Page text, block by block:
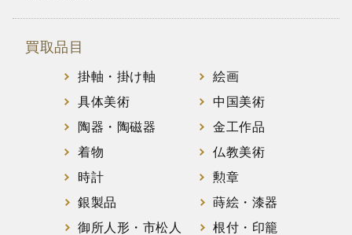
買取品目
掛軸・掛け軸
絵画
具体美術
中国美術
陶器・陶磁器
金工作品
着物
仏教美術
時計
勲章
銀製品
蒔絵・漆器
御所人形・市松人
根付・印籠